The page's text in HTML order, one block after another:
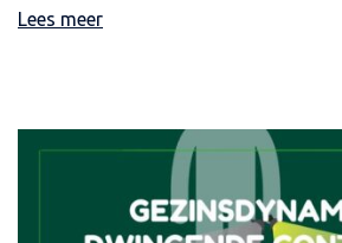
Lees meer